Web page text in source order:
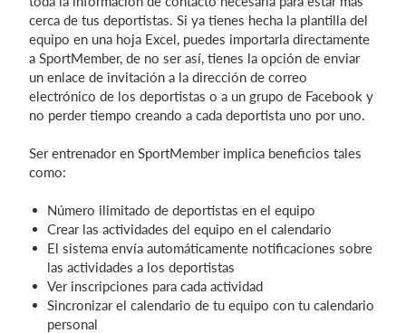
cerca de tus deportistas. Si ya tienes hecha la plantilla del
equipo en una hoja Excel, puedes importarla directamente
a SportMember, de no ser así, tienes la opción de enviar
un enlace de invitación a la dirección de correo
electrónico de los deportistas o a un grupo de Facebook y
no perder tiempo creando a cada deportista uno por uno.
Ser entrenador en SportMember implica beneficios tales
como:
Número ilimitado de deportistas en el equipo
Crear las actividades del equipo en el calendario
El sistema envía automáticamente notificaciones sobre
las actividades a los deportistas
Ver inscripciones para cada actividad
Sincronizar el calendario de tu equipo con tu calendario
personal